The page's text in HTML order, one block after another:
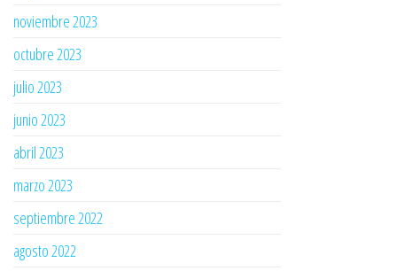
noviembre 2023
octubre 2023
julio 2023
junio 2023
abril 2023
marzo 2023
septiembre 2022
agosto 2022